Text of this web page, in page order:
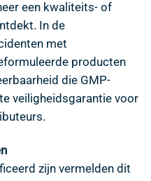
een kwaliteits- of
In de
met
producten
die GMP-
veiligheidsgarantie voor
zijn vermelden dit